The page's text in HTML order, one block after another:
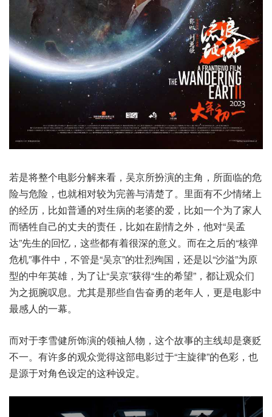
若是将整个电影分解来看，吴京所扮演的主角，所面临的危
险与危险，也就相对较为完善与清楚了。里面有不少情绪上
的经历，比如普通的对生病的老婆的爱，比如一个为了家人
而牺牲自己的丈夫的责任，比如在剧情之外，他对“吴孟
达”先生的回忆，这些都有着很深的意义。而在之后的“核弹
危机”事件中，不管是“吴京”的壮烈殉国，还是以“沙溢”为原
型的中年英雄，为了让“吴京”获得“生的希望”，都让观众们
为之扼腕叹息。尤其是那些自告奋勇的老年人，更是电影中
最感人的一幕。
而对于李雪健所饰演的领袖人物，这个故事的主线却是褒贬
不一。有许多的观众觉得这部电影过于“主旋律”的色彩，也
是源于对角色设定的这种设定。